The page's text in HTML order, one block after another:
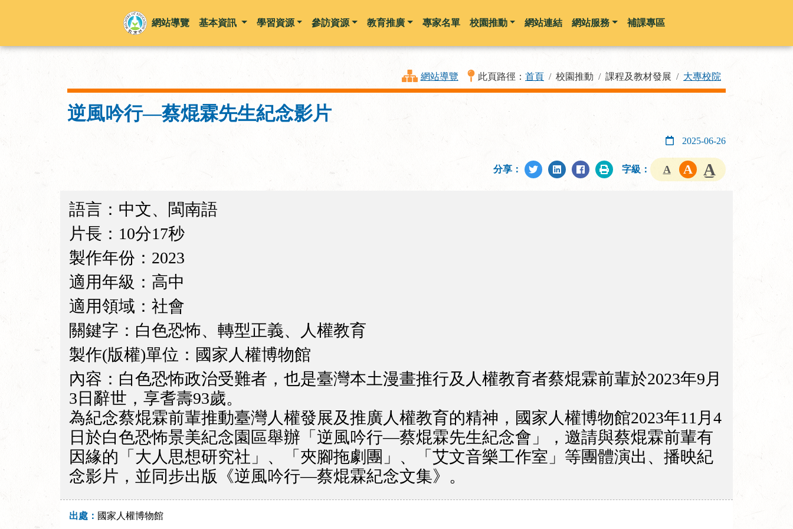
跳到主要內容
網站導覽 基本資訊 學習資源 參訪資源 教育推廣 專家名單 校園推動 網站連結 網站服務 補課專區
網站導覽 此頁路徑： 首頁 校園推動 課程及教材發展 大專校院
逆風吟行—蔡焜霖先生紀念影片
2025-06-26
分享： 字級：
語言：中文、閩南語
片長：10分17秒
製作年份：2023
適用年級：高中
適用領域：社會
關鍵字：白色恐怖、轉型正義、人權教育
製作(版權)單位：國家人權博物館
內容：白色恐怖政治受難者，也是臺灣本土漫畫推行及人權教育者蔡焜霖前輩於2023年9月
3日辭世，享耆壽93歲。
為紀念蔡焜霖前輩推動臺灣人權發展及推廣人權教育的精神，國家人權博物館2023年11月4
日於白色恐怖景美紀念園區舉辦「逆風吟行—蔡焜霖先生紀念會」，邀請與蔡焜霖前輩有
因緣的「大人思想研究社」、「夾腳拖劇團」、「艾文音樂工作室」等團體演出、播映紀
念影片，並同步出版《逆風吟行—蔡焜霖紀念文集》。
出處： 國家人權博物館